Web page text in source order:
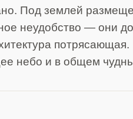
Под землей
неудобство — они
небо и в общем